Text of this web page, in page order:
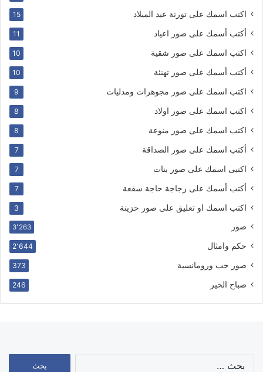
اكتب اسمك على تورتة عيد الميلاد 15
أكتب أسمك على صور اعياد 11
اكتب اسمك على صور شقية 10
أكتب أسمك على صور تهنئة 10
اكتب اسمك على صور مجوهرات ومدليات 9
اكتب اسمك على صور اولاد 8
اكتب اسمك على صور منوعة 8
أكتب اسمك على صور الصداقة 7
اكتبى اسمك على صور بنات 7
أكتب أسمك على زجاجة حاجة سقعة 7
اكتب اسمك او تعليق على صور حزينة 3
صور 3٬263
حكم وامثال 2٬644
صور حب ورومانسية 373
صباح الخير 246